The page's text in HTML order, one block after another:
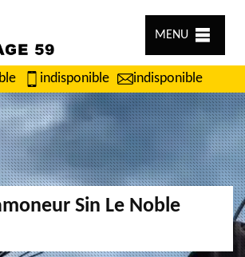
MENU
indisponible indisponible
Sin Le Noble